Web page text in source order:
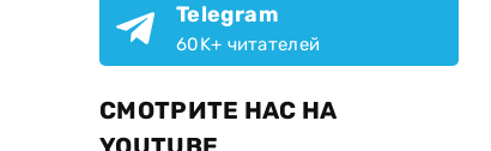
Telegram
60K+ читателей
СМОТРИТЕ НАС НА